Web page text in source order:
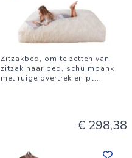
Zitzakbed, om te zetten van
zitzak naar bed, schuimbank
met ruige overtrek en pl...
€ 298,38